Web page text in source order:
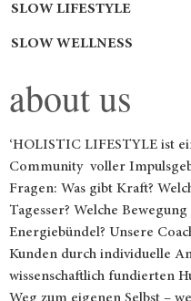
SLOW LIFESTYLE
SLOW WELLNESS
about us
‘HOLISTIC LIFESTYLE ist
Community voller
Fragen: Was gibt Kraft?
Tagesser? Welche
Energiebündel? Unsere
Kunden durch individuelle
wissenschaftlich fundierten
Weg zum eigenen Selbst –